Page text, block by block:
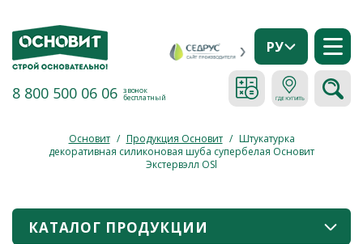
8 800 500 06 06 звонок
бесплатный
РУ
Основит / Продукция Основит / Штукатурка
декоративная силиконовая шуба супербелая Основит
Экстервэлл ОSl
КАТАЛОГ ПРОДУКЦИИ